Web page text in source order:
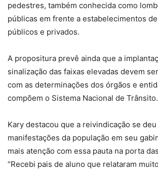
pedestres, também conhecida como
públicas em frente a estabelecimentos
públicos e privados.
A propositura prevê ainda que a
sinalização das faixas elevadas devem
com as determinações dos órgãos e
compõem o Sistema Nacional de Trânsito.
Kary destacou que a reivindicação se deu
manifestações da população em seu
mais atenção com essa pauta na porta
“Recebi pais de aluno que relataram